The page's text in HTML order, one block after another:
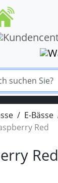
E-Bässe
Red
Red